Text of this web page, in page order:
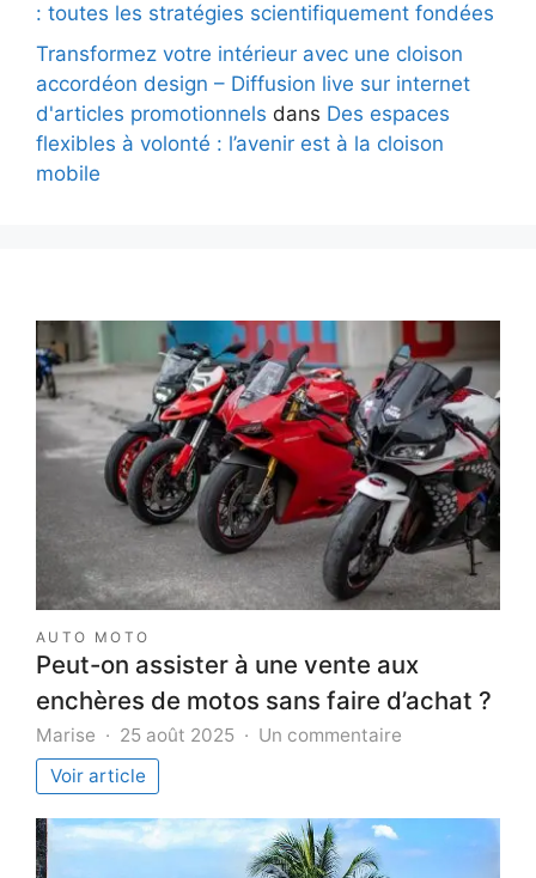
: toutes les stratégies scientifiquement fondées
Transformez votre intérieur avec une cloison
accordéon design – Diffusion live sur internet
d'articles promotionnels dans Des espaces
flexibles à volonté : l’avenir est à la cloison
mobile
AUTO MOTO
Peut-on assister à une vente aux
enchères de motos sans faire d’achat ?
Marise 25 août 2025 Un commentaire
assister
Voir article